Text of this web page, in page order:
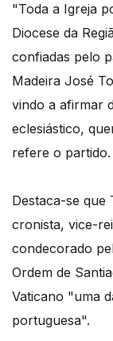
"Toda a Igreja
Diocese da
confiadas pelo
Madeira José
vindo a afirmar
eclesiástico,
refere o partido.
Destaca-se
cronista, vice-
condecorado
Ordem de
Vaticano "uma
portuguesa".